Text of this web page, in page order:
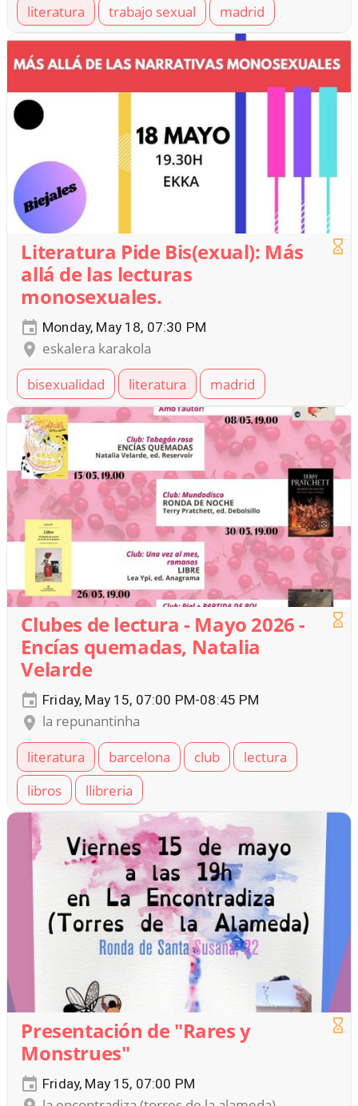
literatura
trabajo sexual madrid
Literatura Pide Bis(exual): Más
allá de las lecturas
monosexuales.
Monday, May 18, 07:30 PM
eskalera karakola
bisexualidad
literatura madrid
Clubes de lectura - Mayo 2026 -
Encías quemadas, Natalia
Velarde
Friday, May 15, 07:00 PM-08:45 PM
la repunantinha
literatura
barcelona club
lectura
libros
llibreria
Presentación de "Rares y
Monstrues"
Friday, May 15, 07:00 PM